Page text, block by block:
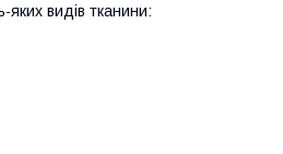
видів тканини: